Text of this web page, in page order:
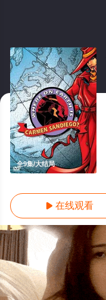
全9集/大结局
 在线观看